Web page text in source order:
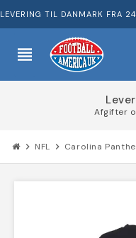
LEVERING TIL DANMARK FRA
view_headline
Afgifter
chevron_right NFL chevron_right Carolina